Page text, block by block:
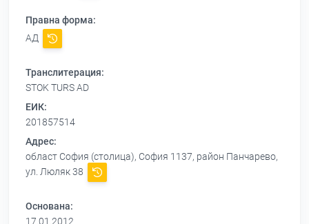
Правна форма:
АД
Транслитерация:
STOK TURS AD
ЕИК:
201857514
Адрес:
област София (столица), София 1137, район Панчарево,
ул. Люляк 38
Основана:
17.01.2012